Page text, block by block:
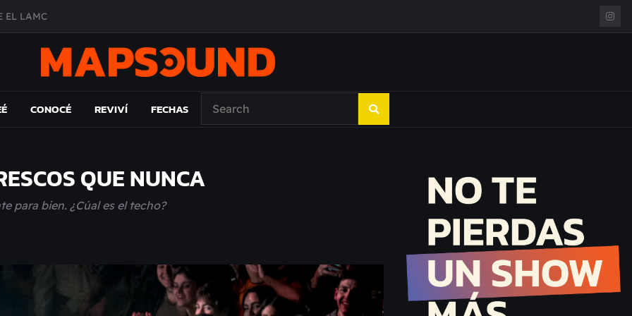
EL LAMC
DE ÉPOCA EN FORMA DE DISCO
CONOCÉ REVIVÍ FECHAS
QUE NUNCA
para bien. ¿Cúal es el techo?